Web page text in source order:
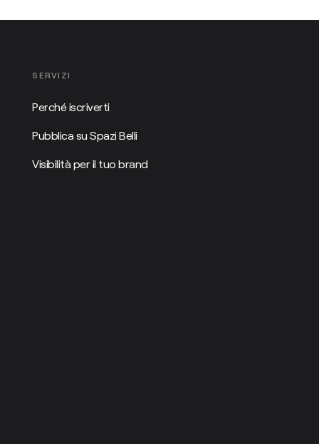
SERVIZI
Perché iscriverti
Pubblica su Spazi Belli
Visibilità per il tuo brand